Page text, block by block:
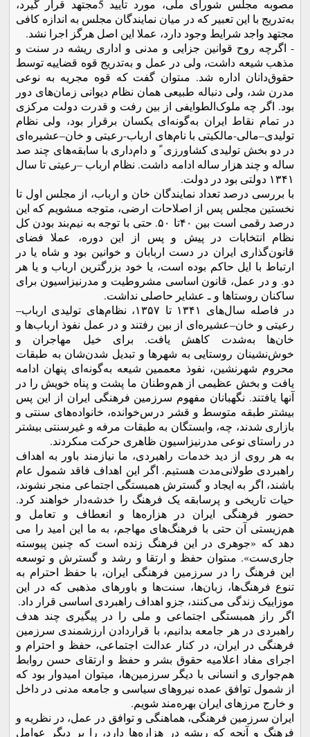
مصوبه مجلس شوراى ملى، مورد تایید 5مجتهد قرار گیرد،
به‌تدریج با این تعبیر که در میان نمایندگان مجلس به اندازه کافى
مجتهد واجد شرایط وجود دارد، عملا این اصل هرگز اجرا نشد.
- اگرچه روح قوانین جزایی و مدنى و ادارى ریشه در سنت و
مذهب شیعه داشت، ولى در عمل و به‌تدریج قوه قضاییه توسط
حقوق‌دانان اداره شد. مى­توان گفت که قوه مجریه به نوعی
مدرن شد، ولى دنباله طبیعى همان نظام دیوانى زمان‌های دور
بود. اگر چه ملوک­‌الطوایفى از بین رفت و قدرت دولت مرکزى
در تمام نقاط ایران به‌گونه‌­اى یکسان برقرار بود، ولى نظام
تولیدى–‌مالى-‌مالکیتى با نام‌هاى ارباب‌-‌رعیتى و خان‌–‌عشیره‌اى
در دو بخش تولیدى کشاورزی ً و دام‌دارى با سابقه‌هاى چند صد
ساله و چند هزار ساله ادامه داشت. نظام ارباب –رعیتی تا سال
١٣۴١ دولتی بود در دولت.
با بررسى درصد تعداد نمایندگان خان و ارباب، از مجلس اول تا
نخستین مجلس پس از اصلاحات ارضى، متوجه مى­شویم که این
درصد رقمى است بین ۴٠تا ۵٠. حتى با توجه به نیم‌بند بودن کل
نظام انتخابات در پیش و پس از این دوره، عملا فضای
قانون‌گذارى ایران در دست اربابان و خوانین بود و شاه یا در
ارتباط با ایل حاکم بوده است، یا خود بزرگترین ارباب و یا هر
دو. و در عمل، قانون اساسى مشروطیت و مدرنیزاسیون برای
ساکنان روستاها و ـ عشایر حاصلى نداشت.
در فاصله سال‌هاى ١٣۴١ تا ١٣۵٧، نظام‌هاى تولیدى ارباب–
رعیتى و خان–عشیره‌­اى از بین رفتند و در عمل نفوذ ارباب‌ها و
خان‌ها به‌شدت کاهش یافت. براى خیل مهاجران و
خوش‌نشینان روستایی به شهرها و تبدیل شدن‌شان به طبقات
محروم شهرنشین، نفوذ معممین شیعه به‌گونه‌­اى پنهان ادامه
یافت و بخش عظیمى از هم‌وطنان ما پشت و پناه خویش را در
آنها یافتند. نگهبانان مفهوم سرزمین فرهنگى ایران از این پس
بیشتر طبقه متوسط و قشر درس‌خوانده، خانواده‌هاى سنتى و
بازارى شدند، چه، وابستگان به طبقات مرفه و غیرسنتى بیشتر
در راستاى نوعى مدرنیزاسیون ظاهرى حرکت مى­کردند.
به هر روى از دید خدمات راهبردى، ما نیازمند باور به اهداف
راهبردى طولانى‌مدت هستیم. اگر این اهداف فاقد شمول عام
باشند، اگر به ایجاد و گسترش همبستگى اجتماعى منجر نشوند،
حیات تاریخی و پرسابقه یک فرهنگ را خدشه‌‌دار خواهند کرد.
حضور فرهنگى ایران در هزاره­‌ها و انعطاف و تعامل و
هم‌زیستى آن حتی با فرهنگ‌های مهاجم، به ما این امید را مى
‌دهد که «جوهرى در این فرهنگ زنده است که چنین پیوسته
جاری‌ست». مى­توان حفظ و ارتقا و رشد و گسترش و توسعه
این فرهنگ را در سرزمین فرهنگى ایران، با حفظ احترام به
تنوع فرهنگ‌ها، زبان‌ها، سنت‌ها و باورهای مذهبی که در این
موزاییک زندگی می­‌کنند، جزو اهداف راهبردی اساسی قرار داد.
اگر راز همبستگی اجتماعی و ملی را در پیگیری چند هدف
راهبردی در هر جامعه بدانیم، با قراردادن ارزشمندی سرزمین
فرهنگی در ایران، در کنار عدالت اجتماعی، حفظ و احترام و
اجرای مفاد اعلامیه حقوق بشر و حفظ و ارتقای حسن روابط
هم‌جواری و انسانی با دیگر سرزمین‌ها، می­توان امیدوار بود که
از شمول توافق عمده نیروهای سیاسی و جامعه مدنی در داخل
و خارج مرزهای ایران بهره­‌مند شویم.
ایران سرزمین فرهنگی، هماهنگی و توافق در عمل، در نظریه و
فرهنگ و آنچه که ریشه در هزاره­‌ها دارد، را بر دیگر عوامل